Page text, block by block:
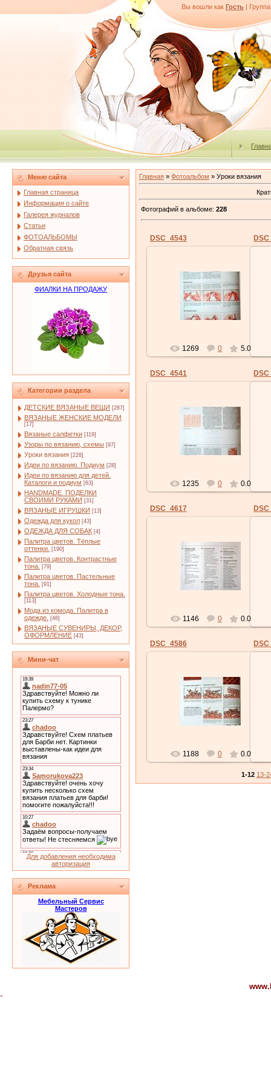
Вы вошли как Гость | Группа
Меню сайта
Главная страница
Информация о сайте
Галерея журналов
Статьи
ФОТОАЛЬБОМЫ
Обратная связь
Друзья сайта
ФИАЛКИ НА ПРОДАЖУ
Категории раздела
ДЕТСКИЕ ВЯЗАНЫЕ ВЕЩИ [287]
ВЯЗАНЫЕ ЖЕНСКИЕ МОДЕЛИ
[17]
Вязаные салфетки [119]
Узоры по вязанию, схемы [97]
Уроки вязания [228]
Идеи по вязанию. Подиум [28]
Идеи по вязанию для детей.
Каталоги и подиум [63]
HANDMADE. ПОДЕЛКИ
СВОИМИ РУКАМИ [31]
ВЯЗАНЫЕ ИГРУШКИ [13]
Одежда для кукол [43]
ОДЕЖДА ДЛЯ СОБАК [4]
Палитра цветов. Тёплые
оттенки.
[190]
Палитра цветов. Контрастные
тона.
[79]
Палитра цветов. Пастельные
тона.
[91]
Палитра цветов. Холодные тона.
[113]
Мода из комода. Палитра в
одежде.
[46]
ВЯЗАНЫЕ СУВЕНИРЫ, ДЕКОР,
ОФОРМЛЕНИЕ [43]
Мини-чат
Для добавления необходима
авторизация
Реклама
Мебельный Сервис
Мастеров
Главная » Фотоальбом » Уроки вязания
Фотографий в альбоме: 228
DSC_4543
04.12.2009
chado
1269 0 5.0
DSC_4541
04.12.2009
1235 0 0.0
DSC_4617
04.12.2009
chado
1146 0 0.0
DSC_4586
04.12.2009
chado
1188 0 0.0
1-12 13-
-